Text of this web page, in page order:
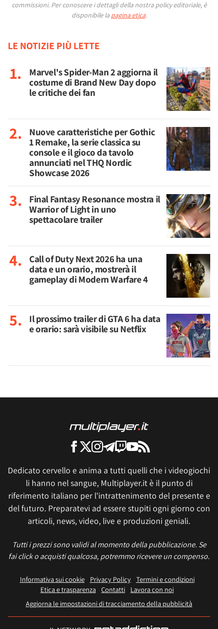
commissioni. Per conoscere i dettagli della nostra policy editoriale, è
disponibile la pagina etica.
LE NOTIZIE PIÙ LETTE
Marvel's Spider-Man 2 aggiorna il
costume di Brand New Day dopo
le critiche dei fan
Nuove caratteristiche per Gothic
1 Remake, la serie classica su
console e il gioco da tavolo
annunciati nel THQ Nordic
Showcase 2026
Final Fantasy Resonance mostra il
Warrior of Light in uno
spettacolare trailer
Call of Duty Next 2026 ha una
data e un orario, mostrerà il
gameplay di Modern Warfare 4
Il prossimo trailer di GTA 6 ha data
e orario: sarà visibile su Netflix
Dedicato cervello e anima a tutti quelli che i videogiochi
li hanno nel sangue, Multiplayer.it è il punto di
riferimento italiano per l'intrattenimento del presente e
del futuro. Preparatevi ad essere stupiti ogni giorno con
articoli, news, video, live e produzioni geniali.
Tutti i prezzi sono validi al momento della pubblicazione. Se
fai click o acquisti qualcosa, potremmo ricevere un compenso.
Informativa sui cookie Privacy Policy
Termini e condizioni
Etica e trasparenza Contatti
Lavora con noi
Aggiorna le impostazioni di tracciamento della pubblicità